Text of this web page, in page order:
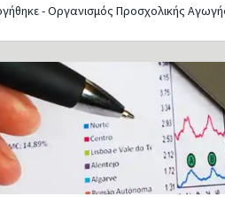
- Οργανισμός Προσχολικής